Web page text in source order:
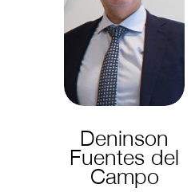
Deninson
Fuentes del
Campo